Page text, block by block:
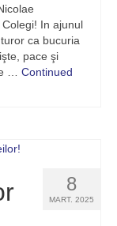
In ajunul
ca bucuria
pace şi
… Continued
8
MART. 2025